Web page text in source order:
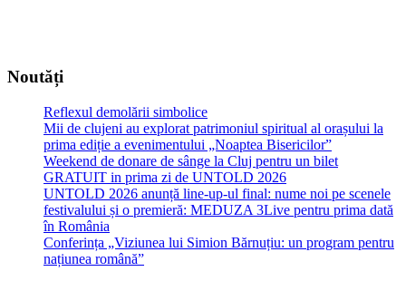
Noutăți
Reflexul demolării simbolice
Mii de clujeni au explorat patrimoniul spiritual al orașului la
prima ediție a evenimentului „Noaptea Bisericilor”
Weekend de donare de sânge la Cluj pentru un bilet
GRATUIT in prima zi de UNTOLD 2026
UNTOLD 2026 anunță line-up-ul final: nume noi pe scenele
festivalului și o premieră: MEDUZA 3Live pentru prima dată
în România
Conferința „Viziunea lui Simion Bărnuțiu: un program pentru
națiunea română”